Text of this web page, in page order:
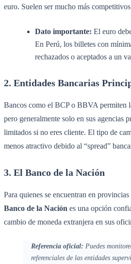
euro. Suelen ser mucho más
Dato importante: El euro
En Perú, los billetes con
rechazados o aceptados a un
2. Entidades Bancarias
Bancos como el BCP o BBVA permiten
pero generalmente solo en sus agencias
limitados si no eres cliente. El tipo de
menos atractivo debido al “spread”
3. El Banco de la Nación
Para quienes se encuentran en
Banco de la Nación es una opción
cambio de moneda extranjera en sus
Referencia oficial: Puedes
referenciales de las entidades